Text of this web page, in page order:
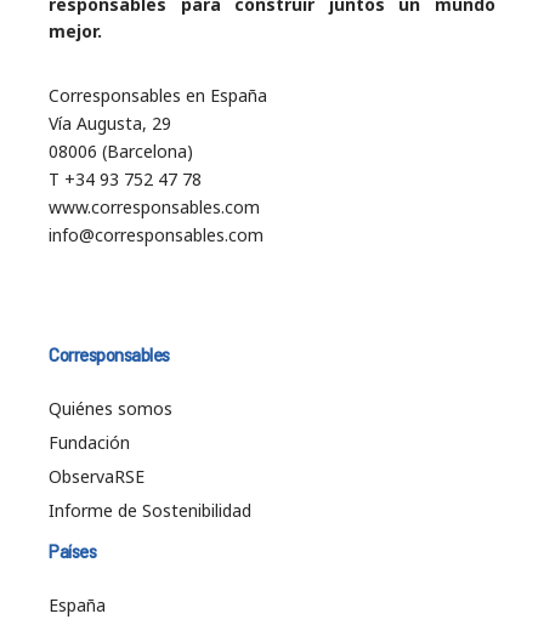
mejor.
Corresponsables en España
Vía Augusta, 29
08006 (Barcelona)
T +34 93 752 47 78
www.corresponsables.com
info@corresponsables.com
Corresponsables
Quiénes somos
Fundación
ObservaRSE
Informe de Sostenibilidad
Países
España